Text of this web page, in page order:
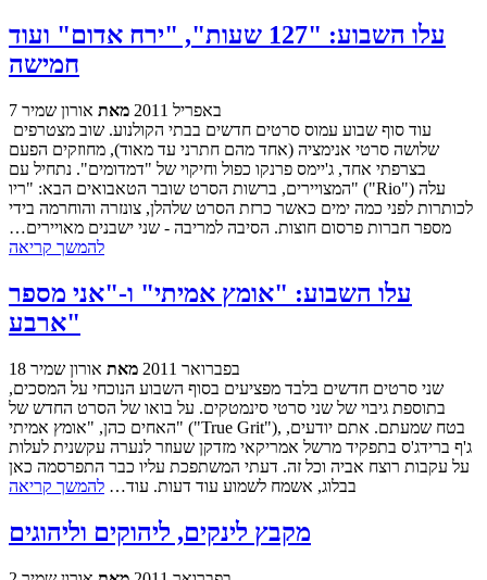
עלו השבוע: "127 שעות", "ירח אדום" ועוד
חמישה
7 באפריל 2011 מאת אורון שמיר
שלושה סרטי אנימציה (אחד מהם חתרני עד מאוד), מחוזקים הפעם
בצרפתי אחד, ג'יימס פרנקו כפול וחיקוי של "דמדומים". נתחיל עם
המצויירים, ברשות הסרט שובר הטאבואים הבא: "ריו" ("Rio") עלה
לכותרות לפני כמה ימים כאשר כרזת הסרט שלהלן, צונזרה והוחרמה בידי
מספר חברות פרסום חוצות. הסיבה למריבה - שני ישבנים מאויירים…
להמשך קריאה
עלו השבוע: "אומץ אמיתי" ו-"אני מספר
ארבע"
18 בפברואר 2011 מאת אורון שמיר
שני סרטים חדשים בלבד מפציעים בסוף השבוע הנוכחי על המסכים,
בתוספת גיבוי של שני סרטי סינמטקים. על בואו של הסרט החדש של
האחים כהן, "אומץ אמיתי" ("True Grit"), בטח שמעתם. אתם יודעים,
ג'ף ברידג'ס בתפקיד מרשל אמריקאי מזדקן שעוזר לנערה עקשנית לעלות
על עקבות רוצח אביה וכל זה. דעתי המשתפכת עליו כבר התפרסמה כאן
בבלוג, אשמח לשמוע עוד דעות. עוד… להמשך קריאה
מקבץ לינקים, ליהוקים וליהוגים